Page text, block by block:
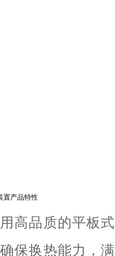
置产品特性
用高品质的平板
保换热能力，